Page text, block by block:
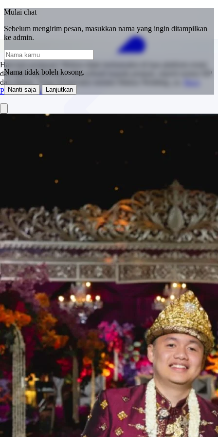
Hati-hati penipuan! Mohon tidak bertransaksi di luar platform resmi
dan tidak memberikan data pribadi kepada penjual, seperti nomor HP
dan alamat. Tetap berinteraksi melalui Makna Wedding, ya.
Panduan Keamanan.
Mulai chat
Sebelum mengirim pesan, masukkan nama yang ingin ditampilkan
ke admin.
Nama tidak boleh kosong.
Nanti saja Lanjutkan